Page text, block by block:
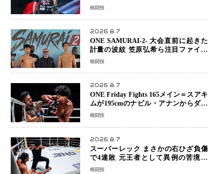
生活を支える存在に感謝
格闘技
2026.8.7
ONE SAMURAI-2- 大会直前に起きた
計量の波紋 笠原弘希ら注目ファイタ
ーは契約体重で決戦へ、山本歩夢と平
格闘技
2026.8.7
ONE Friday Fights 165メイン＝スアキ
ムが195cmのナビル・アナンからダウ
ン奪取！猛反撃を耐え抜き判定勝利、
格闘技
2026.8.7
スーパーレック まさかの右ひざ負傷
で4連敗 元王者として異例の苦境…
「アクシデント」でも消えない危険信
格闘技